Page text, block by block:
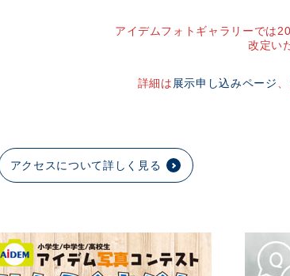
アイデムフォトギャラリーでは
改定い
詳細は 展示申し込みページ
アクセスについて詳しく見る